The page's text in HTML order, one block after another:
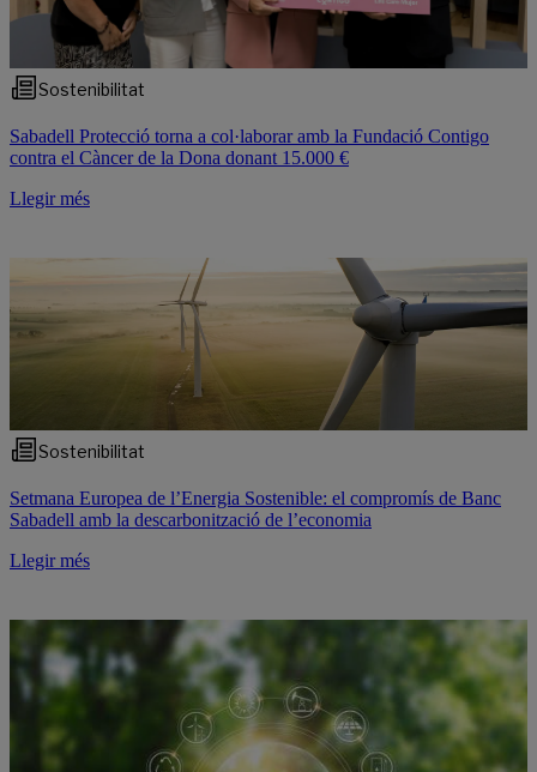
Sostenibilitat
Sabadell Protecció torna a col·laborar amb la Fundació Contigo
contra el Càncer de la Dona donant 15.000 €
Llegir més
Sostenibilitat
Setmana Europea de l’Energia Sostenible: el compromís de Banc
Sabadell amb la descarbonització de l’economia
Llegir més